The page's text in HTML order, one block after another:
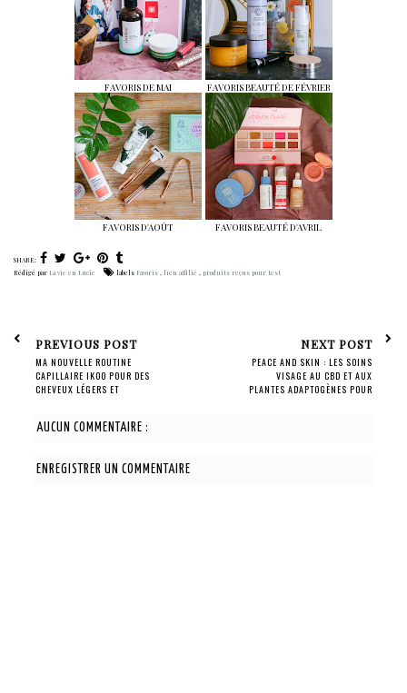
FAVORIS DE MAI FAVORIS BEAUTÉ DE FÉVRIER
FAVORIS D'AOÛT FAVORIS BEAUTÉ D'AVRIL
SHARE:
Rédigé par La vie en Lucie labels Favoris , lien affilié , produits reçus pour test
PREVIOUS POST
MA NOUVELLE ROUTINE
CAPILLAIRE IKOO POUR DES
CHEVEUX LÉGERS ET
NEXT POST
PEACE AND SKIN : LES SOINS
VISAGE AU CBD ET AUX
PLANTES ADAPTOGÈNES POUR
AUCUN COMMENTAIRE :
ENREGISTRER UN COMMENTAIRE